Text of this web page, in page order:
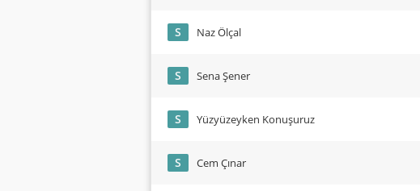
S Naz Ölçal
S Sena Şener
S Yüzyüzeyken Konuşuruz
S Cem Çınar